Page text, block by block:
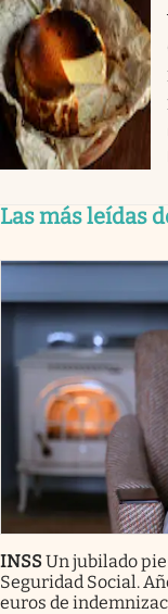
Las más leídas
INSSUn jubilado
Seguridad Social.
euros de